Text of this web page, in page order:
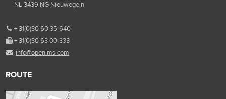
NL-3439 NG Nieuwegein
+ 31(0)30 60 35 640
+ 31(0)30 63 00 333
info@openims.com
ROUTE